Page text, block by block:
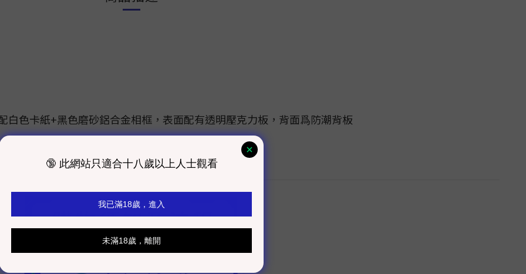
色卡紙+黑色磨砂鋁合金相框，表面配有透明壓克力板，背面爲防潮背板
際以工作室發貨為主）